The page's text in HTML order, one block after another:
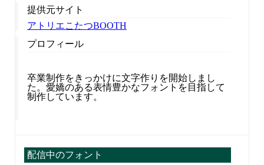
提供元サイト
アトリエこたつBOOTH
プロフィール
卒業制作をきっかけに文字作りを開始しまし
た。愛嬌のある表情豊かなフォントを目指して
制作しています。
配信中のフォント